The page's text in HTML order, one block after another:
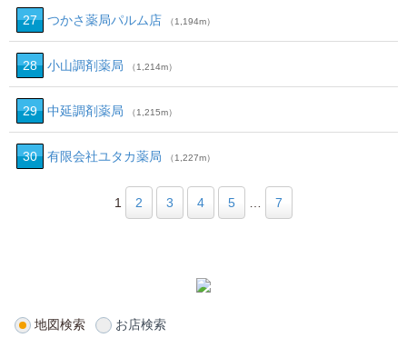
27 つかさ薬局パルム店 （1,194m）
28 小山調剤薬局 （1,214m）
29 中延調剤薬局 （1,215m）
30 有限会社ユタカ薬局 （1,227m）
1 2 3 4 5 7
地図検索 お店検索